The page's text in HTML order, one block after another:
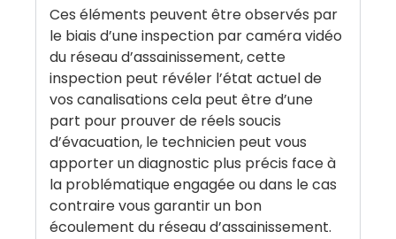
Ces éléments peuvent être observés par
le biais d’une inspection par caméra vidéo
du réseau d’assainissement, cette
inspection peut révéler l’état actuel de
vos canalisations cela peut être d’une
part pour prouver de réels soucis
d’évacuation, le technicien peut vous
apporter un diagnostic plus précis face à
la problématique engagée ou dans le cas
contraire vous garantir un bon
écoulement du réseau d’assainissement.